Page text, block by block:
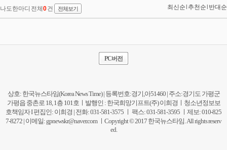
PC버전
상호: 한국뉴스타임(Korea News Time) | 등록번호:경기,아51460 | 주소:경기도 가평군
가평읍 중촌로 18, 1층 101호ㅣ발행인 : 한국희망기프트(주) 이희경ㅣ청소년정보보
호책임자 I 편집인: 이희경 | 전화: 031-581-3575 ㅣ 팩스: 031-581-3595 ㅣ제보: 010-825
7-8272 | 이메일: gpnewskr@naver.com ㅣCopyright © 2017 한국뉴스타임. All rights reserv
ed.